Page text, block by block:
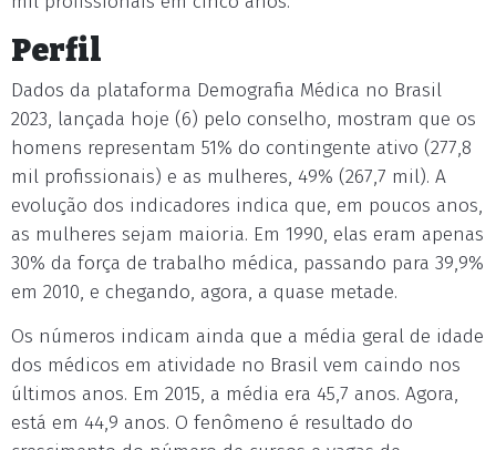
Perfil
Dados da plataforma Demografia Médica no Brasil
2023, lançada hoje (6) pelo conselho, mostram que os
homens representam 51% do contingente ativo (277,8
mil profissionais) e as mulheres, 49% (267,7 mil). A
evolução dos indicadores indica que, em poucos anos,
as mulheres sejam maioria. Em 1990, elas eram apenas
30% da força de trabalho médica, passando para 39,9%
em 2010, e chegando, agora, a quase metade.
Os números indicam ainda que a média geral de idade
dos médicos em atividade no Brasil vem caindo nos
últimos anos. Em 2015, a média era 45,7 anos. Agora,
está em 44,9 anos. O fenômeno é resultado do